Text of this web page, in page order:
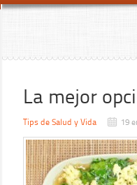
La mejor
Tips de Salud y Vida 19